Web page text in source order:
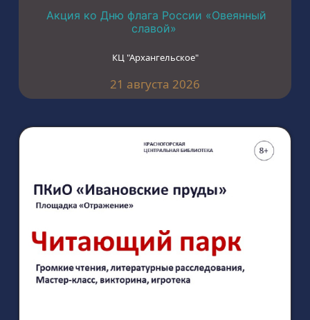
Акция ко Дню флага России «Овеянный
славой»
КЦ "Архангельское"
21 августа 2026